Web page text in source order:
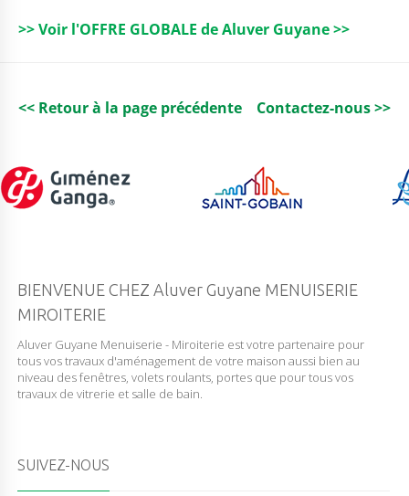
o r n p
>> Voir l'OFFRE GLOBALE de Aluver Guyane >>
<< Retour à la page précédente Contactez-nous >>
BIENVENUE CHEZ Aluver Guyane MENUISERIE
MIROITERIE
Aluver Guyane Menuiserie - Miroiterie est votre partenaire pour
tous vos travaux d'aménagement de votre maison aussi bien au
niveau des fenêtres, volets roulants, portes que pour tous vos
travaux de vitrerie et salle de bain.
SUIVEZ-NOUS